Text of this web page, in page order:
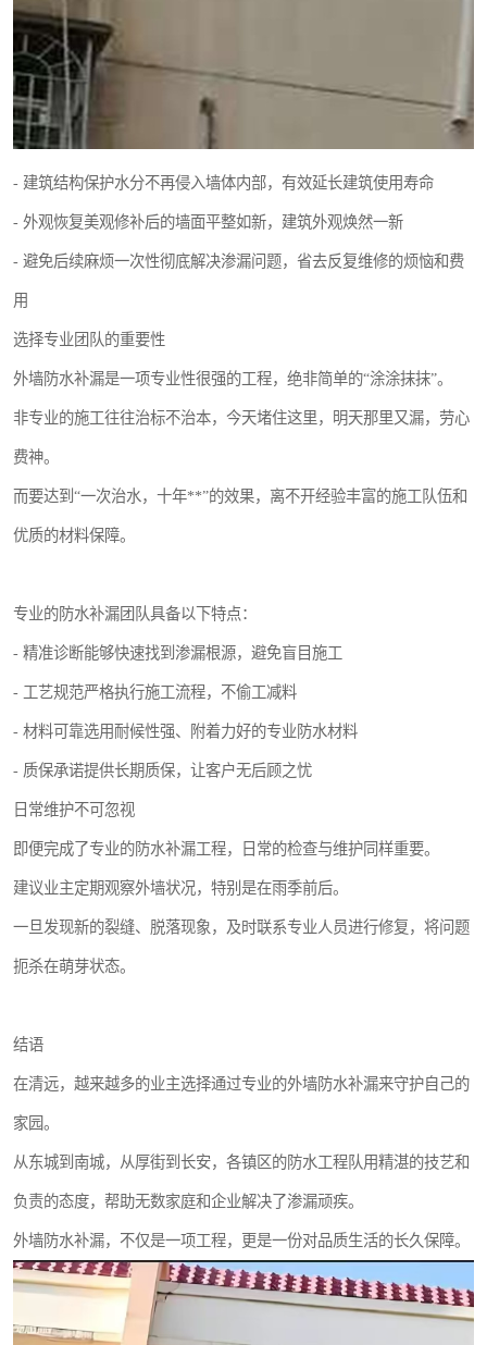
- 建筑结构保护水分不再侵入墙体内部，有效延长建筑使用寿命
- 外观恢复美观修补后的墙面平整如新，建筑外观焕然一新
- 避免后续麻烦一次性彻底解决渗漏问题，省去反复维修的烦恼和费
用
选择专业团队的重要性
外墙防水补漏是一项专业性很强的工程，绝非简单的“涂涂抹抹”。
非专业的施工往往治标不治本，今天堵住这里，明天那里又漏，劳心
费神。
而要达到“一次治水，十年**”的效果，离不开经验丰富的施工队伍和
优质的材料保障。
专业的防水补漏团队具备以下特点：
- 精准诊断能够快速找到渗漏根源，避免盲目施工
- 工艺规范严格执行施工流程，不偷工减料
- 材料可靠选用耐候性强、附着力好的专业防水材料
- 质保承诺提供长期质保，让客户无后顾之忧
日常维护不可忽视
即便完成了专业的防水补漏工程，日常的检查与维护同样重要。
建议业主定期观察外墙状况，特别是在雨季前后。
一旦发现新的裂缝、脱落现象，及时联系专业人员进行修复，将问题
扼杀在萌芽状态。
结语
在清远，越来越多的业主选择通过专业的外墙防水补漏来守护自己的
家园。
从东城到南城，从厚街到长安，各镇区的防水工程队用精湛的技艺和
负责的态度，帮助无数家庭和企业解决了渗漏顽疾。
外墙防水补漏，不仅是一项工程，更是一份对品质生活的长久保障。